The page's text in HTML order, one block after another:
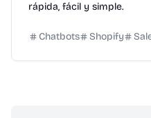
rápida, fácil y simple.
Chatbots Shopify